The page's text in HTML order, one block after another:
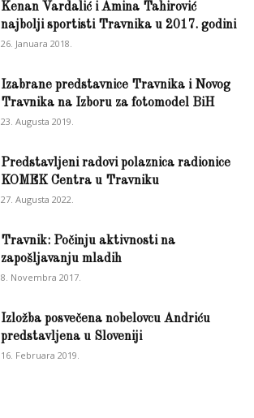
Kenan Vardalić i Amina Tahirović
najbolji sportisti Travnika u 2017. godini
26. Januara 2018.
Izabrane predstavnice Travnika i Novog
Travnika na Izboru za fotomodel BiH
23. Augusta 2019.
Predstavljeni radovi polaznica radionice
KOMEK Centra u Travniku
27. Augusta 2022.
Travnik: Počinju aktivnosti na
zapošljavanju mladih
8. Novembra 2017.
Izložba posvečena nobelovcu Andriću
predstavljena u Sloveniji
16. Februara 2019.